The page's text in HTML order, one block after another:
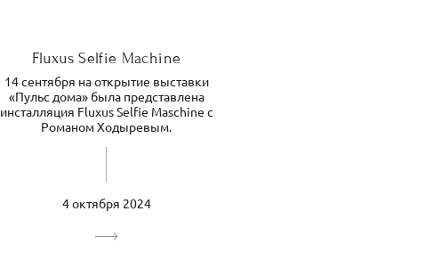
Fluxus Selfie Machine
14 сентября на открытие выставки
«Пульс дома» была представлена
инсталляция Fluxus Selfie Maschine c
Романом Ходыревым.
4 октября 2024